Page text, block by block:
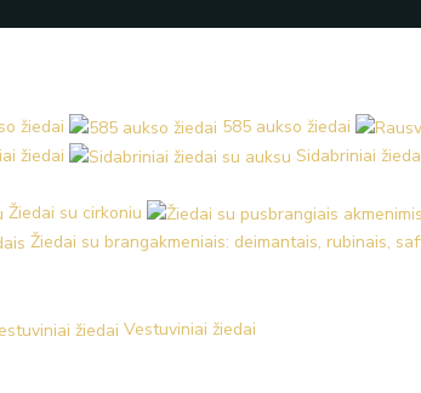
žiedai 585 aukso žiedai
žiedai
Sidabriniai
Žiedai su cirkoniu
Žiedai su brangakmeniais: deimantais, rubinais,
Vestuviniai žiedai